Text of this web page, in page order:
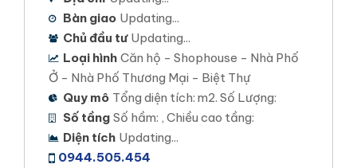
Bàn giao Updating...
Chủ đầu tư Updating...
Loại hình Căn hộ - Shophouse - Nhà Phố
Ở - Nhà Phố Thương Mại - Biệt Thự
Quy mô Tổng diện tích: m2. Số Lượng:
Số tầng Số hầm: , Chiều cao tầng:
Diện tích Updating...
0944.505.454